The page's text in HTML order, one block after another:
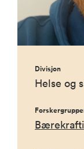
Divisjon
Helse og